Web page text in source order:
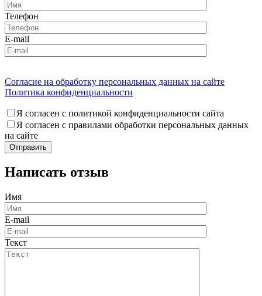
Телефон
E-mail
Согласие на обработку персональных данных на сайте
Политика конфиденциальности
Я согласен с политикой конфиденциальности сайта
Я согласен с правилами обработки персональных данных
на сайте
Написать отзыв
Имя
E-mail
Текст